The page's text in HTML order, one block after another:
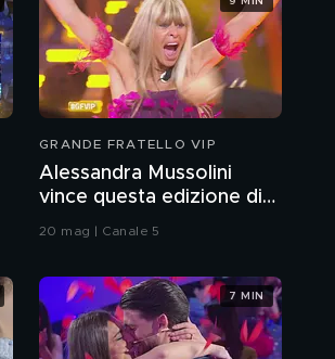
GRANDE FRATELLO VIP
Alessandra Mussolini
vince questa edizione di
Grande Fratello VIP
20 mag | Canale 5
7 MIN